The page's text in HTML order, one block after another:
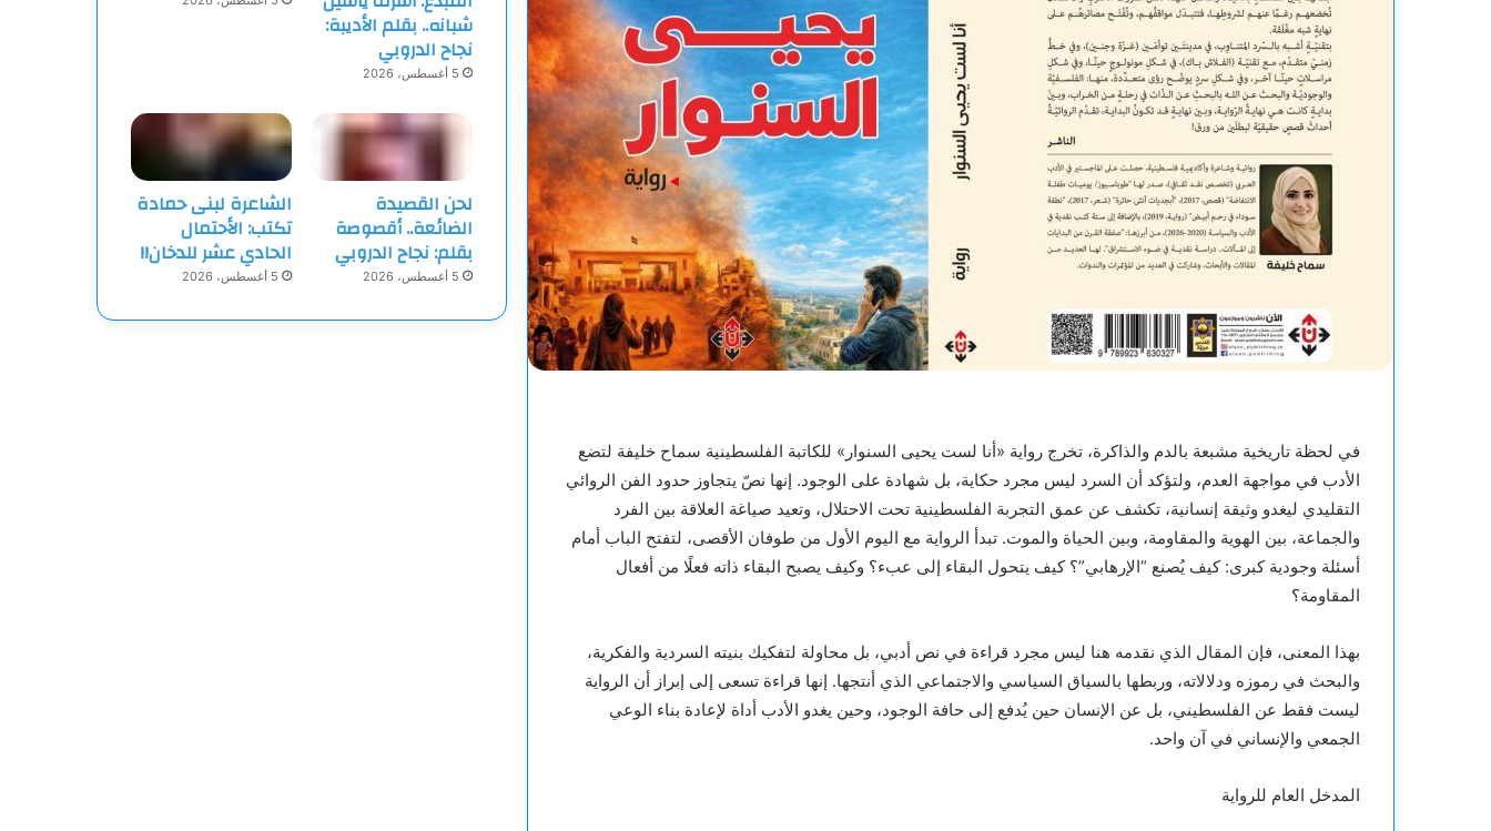
في لحظة تاريخية مشبعة بالدم والذاكرة، تخرج رواية «أنا لست يحيى السنوار» للكاتبة الفلسطينية سماح خليفة لتضع
الأدب في مواجهة العدم، ولتؤكد أن السرد ليس مجرد حكاية، بل شهادة على الوجود. إنها نصّ يتجاوز حدود الفن الروائي
التقليدي ليغدو وثيقة إنسانية، تكشف عن عمق التجربة الفلسطينية تحت الاحتلال، وتعيد صياغة العلاقة بين الفرد
والجماعة، بين الهوية والمقاومة، وبين الحياة والموت. تبدأ الرواية مع اليوم الأول من طوفان الأقصى، لتفتح الباب أمام
أسئلة وجودية كبرى: كيف يُصنع “الإرهابي”؟ كيف يتحول البقاء إلى عبء؟ وكيف يصبح البقاء ذاته فعلًا من أفعال
المقاومة؟
بهذا المعنى، فإن المقال الذي نقدمه هنا ليس مجرد قراءة في نص أدبي، بل محاولة لتفكيك بنيته السردية والفكرية،
والبحث في رموزه ودلالاته، وربطها بالسياق السياسي والاجتماعي الذي أنتجها. إنها قراءة تسعى إلى إبراز أن الرواية
ليست فقط عن الفلسطيني، بل عن الإنسان حين يُدفع إلى حافة الوجود، وحين يغدو الأدب أداة لإعادة بناء الوعي
الجمعي والإنساني في آن واحد.
المدخل العام للرواية
شبانه.. بقلم الأديبة:
نجاح الدروبي
5 أغسطس، 2026
لحن القصيدة
الضائعة.. أقصوصة
بقلم: نجاح الدروبي
5 أغسطس، 2026
الشاعرة لبنى حمادة
تكتب: الأحتمال
الحادي عشر للدخان!!
5 أغسطس، 2026